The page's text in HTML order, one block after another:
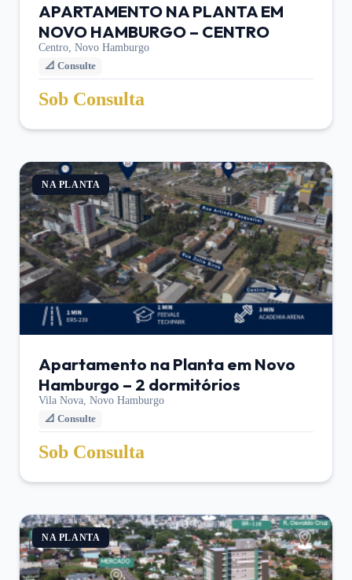
APARTAMENTO NA PLANTA EM
NOVO HAMBURGO – CENTRO
Centro, Novo Hamburgo
📐 Consulte
Sob Consulta
NA PLANTA
Apartamento na Planta em Novo
Hamburgo – 2 dormitórios
Vila Nova, Novo Hamburgo
📐 Consulte
Sob Consulta
NA PLANTA